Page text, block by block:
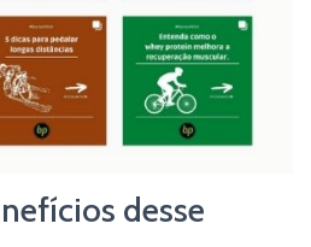
desse